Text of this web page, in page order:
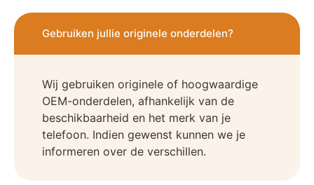
Gebruiken jullie originele onderdelen?
Wij gebruiken originele of hoogwaardige
OEM-onderdelen, afhankelijk van de
beschikbaarheid en het merk van je
telefoon. Indien gewenst kunnen we je
informeren over de verschillen.